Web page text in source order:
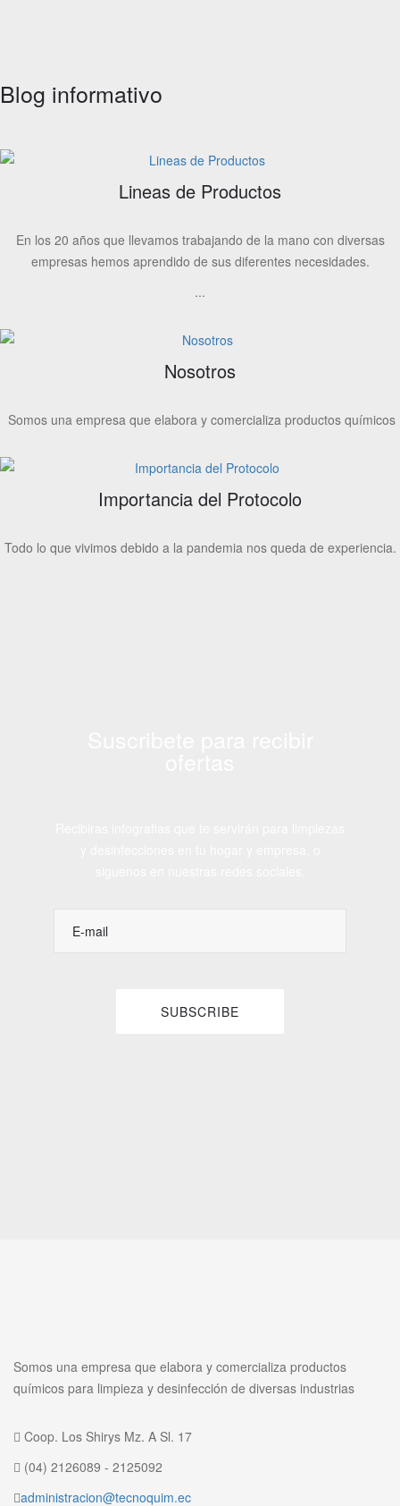
Blog informativo
Lineas de Productos
En los 20 años que llevamos trabajando de la mano con diversas
empresas hemos aprendido de sus diferentes necesidades.
...
Nosotros
Somos una empresa que elabora y comercializa productos químicos
Importancia del Protocolo
Todo lo que vivimos debido a la pandemia nos queda de experiencia.
Somos una empresa que elabora y comercializa productos
químicos para limpieza y desinfección de diversas industrias
Coop. Los Shirys Mz. A Sl. 17
(04) 2126089 - 2125092
administracion@tecnoquim.ec